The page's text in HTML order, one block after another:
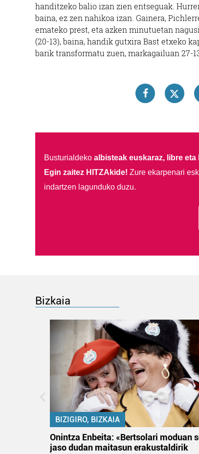
handitzeko balio izan zien entseguak.
baina, ez zen nahikoa izan. Gainera,
emateko prest, eta azken minutuetan
(20-13), baina, handik gutxira Bast etxeko
barik transformatu zuen, markagailuan 27-
Busturialdeko albisteak euskaraz, libre eta
Egin zaitez HITZAkide! Zure ekarpenari
indartzen lagunduko duzu.
Bizkaia
BIZIGIRO, BIZKAIA
Onintza Enbeita: «Bertsolari moduan
jaso dudan maitasun erakustaldirik